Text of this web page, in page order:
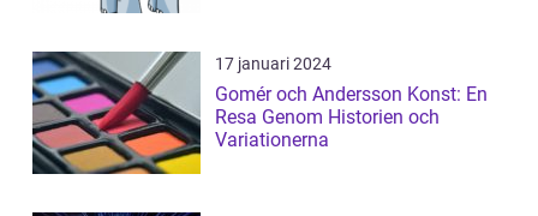
17 januari 2024
Gomér och Andersson Konst: En
Resa Genom Historien och
Variationerna